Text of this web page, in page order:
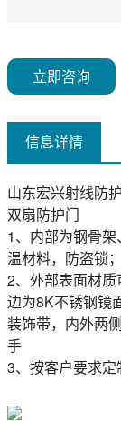
立即咨询
信息详情
山东宏兴射线防
双扇防护门
1、内部为钢骨
温材料，防盗锁；
2、外部表面材
边为8K不锈钢镜
装饰带，内外两
手
3、按客户要求